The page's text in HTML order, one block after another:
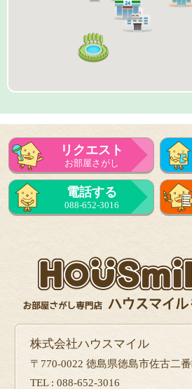
リクエスト
お部屋さがし
電話する
088-652-3016
株式会社ハウスマイル
〒770-0022 徳島県徳島市佐古二
TEL : 088-652-3016